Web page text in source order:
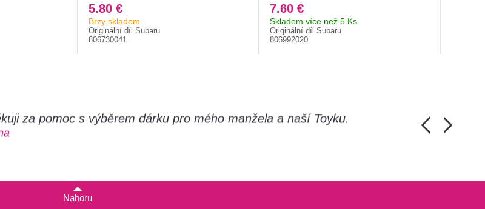
5.80 €
Brzy skladem
Originální díl Subaru
806730041
7.60 €
Skladem více než 5 Ks
Originální díl Subaru
806992020
za pomoc s výběrem dárku pro mého manžela a naší Toyku. Chlapi, moc
Honza Pánka,
Nahoru